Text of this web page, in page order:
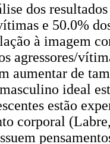
dos
e 50.0%
à imagem
agressores/
aumentar de
ideal
estão
corporal